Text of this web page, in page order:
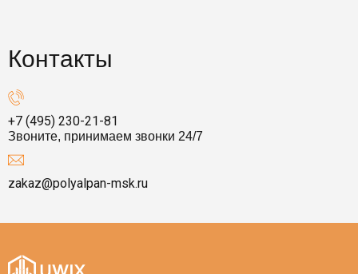
Контакты
+7 (495) 230-21-81
Звоните, принимаем звонки 24/7
zakaz@polyalpan-msk.ru